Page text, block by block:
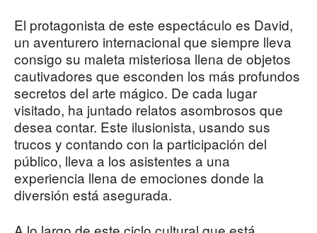
El protagonista de este espectáculo es David,
un aventurero internacional que siempre lleva
consigo su maleta misteriosa llena de objetos
cautivadores que esconden los más profundos
secretos del arte mágico. De cada lugar
visitado, ha juntado relatos asombrosos que
desea contar. Este ilusionista, usando sus
trucos y contando con la participación del
público, lleva a los asistentes a una
experiencia llena de emociones donde la
diversión está asegurada.